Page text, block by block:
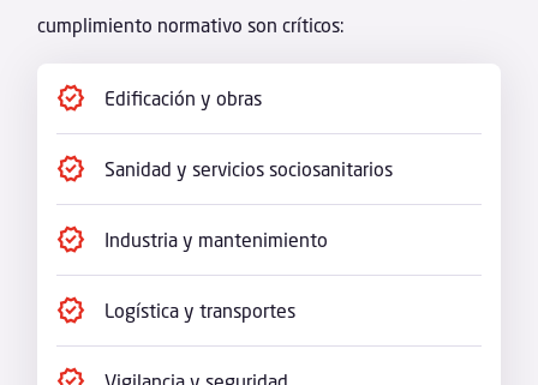
cumplimiento normativo son críticos:
Edificación y obras
Sanidad y servicios sociosanitarios
Industria y mantenimiento
Logística y transportes